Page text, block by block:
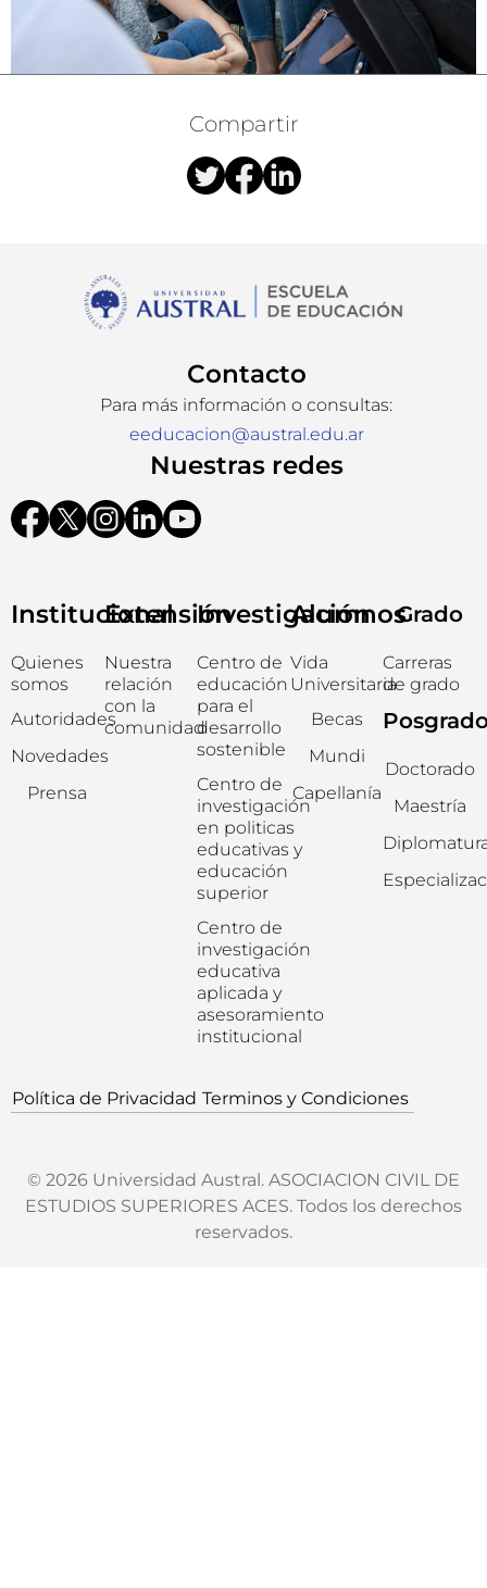
Compartir
Contacto
Para más información o consultas:
eeducacion@austral.edu.ar
Nuestras redes
Institucional
Quienes
somos
Autoridades
Novedades
Prensa
Extensión
Nuestra
relación
con la
comunidad
Investigación
Centro de
educación
para el
desarrollo
sostenible
Centro de
investigación
en politicas
educativas y
educación
superior
Centro de
investigación
educativa
aplicada y
asesoramiento
institucional
Alumnos
Vida
Universitaria
Becas
Mundi
Capellanía
Grado
Carreras
de grado
Doctorado
Maestría
Política de Privacidad Terminos y Condiciones
© 2026 Universidad Austral. ASOCIACION CIVIL DE
ESTUDIOS SUPERIORES ACES. Todos los derechos
reservados.